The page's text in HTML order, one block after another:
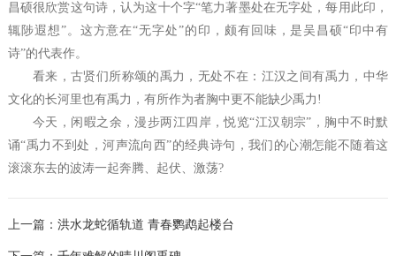
昌硕很欣赏这句诗，认为这十个字“笔力著墨处在无字处，每用此印，
辄陟遐想”。这方意在“无字处”的印，颇有回味，是吴昌硕“印中有
诗”的代表作。
看来，古贤们所称颂的禹力，无处不在：江汉之间有禹力，中华
文化的长河里也有禹力，有所作为者胸中更不能缺少禹力!
今天，闲暇之余，漫步两江四岸，悦览“江汉朝宗”，胸中不时默
诵“禹力不到处，河声流向西”的经典诗句，我们的心潮怎能不随着这
滚滚东去的波涛一起奔腾、起伏、激荡?
上一篇： 洪水龙蛇循轨道 青春鹦鹉起楼台